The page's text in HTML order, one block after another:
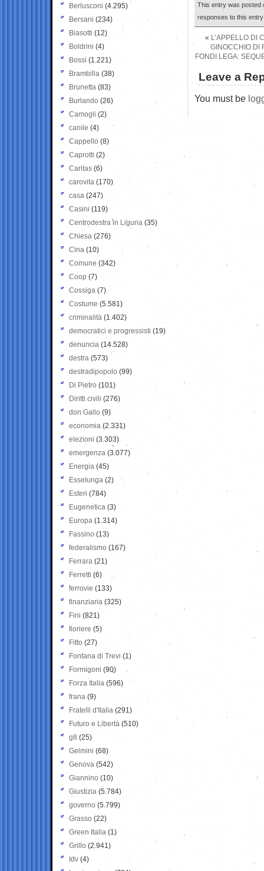
This entry was posted
responses to this
« L’APPELLO DI
GINOCCHIO DI
FONDI LEGA:
Leave a
You must be
Berlusconi (4.295)
Bersani (234)
Biasotti (12)
Boldrini (4)
Bossi (1.221)
Brambilla (38)
Brunetta (83)
Burlando (26)
Camogli (2)
canile (4)
Cappello (8)
Caprotti (2)
Caritas (6)
carovita (170)
casa (247)
Casini (119)
Centrodestra in Liguria (35)
Chiesa (276)
Cina (10)
Comune (342)
Coop (7)
Cossiga (7)
Costume (5.581)
criminalità (1.402)
democratici e progressisti (19)
denuncia (14.528)
destra (573)
destradipopolo (99)
Di Pietro (101)
Diritti civili (276)
don Gallo (9)
economia (2.331)
elezioni (3.303)
emergenza (3.077)
Energia (45)
Esselunga (2)
Esteri (784)
Eugenetica (3)
Europa (1.314)
Fassino (13)
federalismo (167)
Ferrara (21)
Ferretti (6)
ferrovie (133)
finanziaria (325)
Fini (821)
fioriere (5)
Fitto (27)
Fontana di Trevi (1)
Formigoni (90)
Forza Italia (596)
frana (9)
Fratelli d'Italia (291)
Futuro e Libertà (510)
g8 (25)
Gelmini (68)
Genova (542)
Giannino (10)
Giustizia (5.784)
governo (5.799)
Grasso (22)
Green Italia (1)
Grillo (2.941)
Idv (4)